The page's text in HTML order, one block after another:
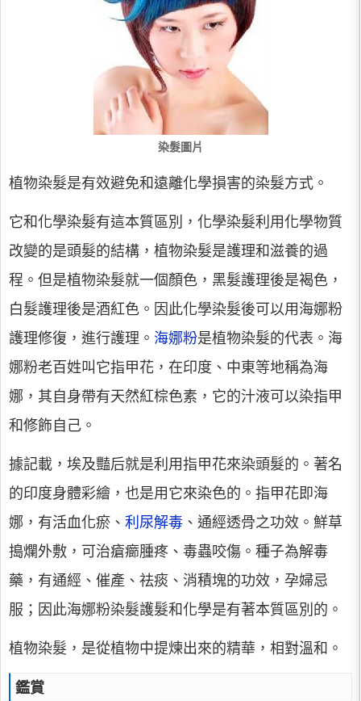
染髮圖片
植物染髮是有效避免和遠離化學損害的染髮方式。
它和化學染髮有這本質區別，化學染髮利用化學物質
改變的是頭髮的結構，植物染髮是護理和滋養的過
程。但是植物染髮就一個顏色，黑髮護理後是褐色，
白髮護理後是酒紅色。因此化學染髮後可以用海娜粉
護理修復，進行護理。 海娜粉是植物染髮的代表。海
娜粉老百姓叫它指甲花，在印度、中東等地稱為海
娜，其自身帶有天然紅棕色素，它的汁液可以染指甲
和修飾自己。
據記載，埃及豔后就是利用指甲花來染頭髮的。著名
的印度身體彩繪，也是用它來染色的。指甲花即海
娜，有活血化瘀、 利尿解毒 、通經透骨之功效。鮮草
搗爛外敷，可治瘡癤腫疼、毒蟲咬傷。種子為解毒
藥，有通經、催產、祛痰、消積塊的功效，孕婦忌
服；因此海娜粉染髮護髮和化學是有著本質區別的。
植物染髮，是從植物中提煉出來的精華，相對溫和。
鑑賞